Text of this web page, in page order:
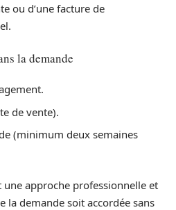
ou d’une facture de
la demande
de vente).
(minimum deux semaines
une approche professionnelle et
la demande soit accordée sans